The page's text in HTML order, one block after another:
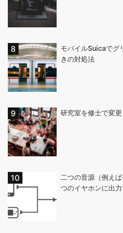
モバイルSuicaでグ
きの対処法
研究室を修士で変
二つの音源（例え
つのイヤホンに出力